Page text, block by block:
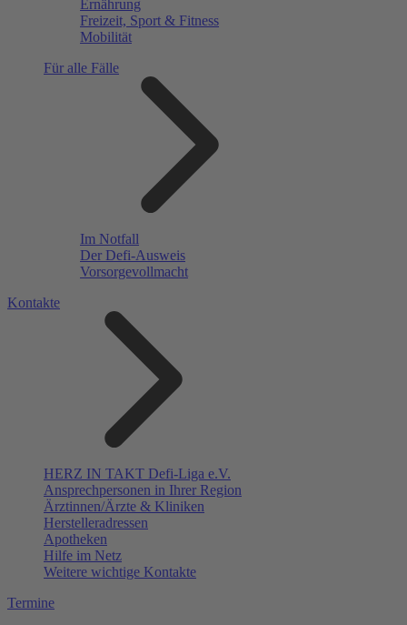
Ernährung
Freizeit, Sport & Fitness
Mobilität
Für alle Fälle
Im Notfall
Der Defi-Ausweis
Vorsorgevollmacht
Kontakte
HERZ IN TAKT Defi-Liga e.V.
Ansprechpersonen in Ihrer Region
Ärztinnen/Ärzte & Kliniken
Herstelleradressen
Apotheken
Hilfe im Netz
Weitere wichtige Kontakte
Termine